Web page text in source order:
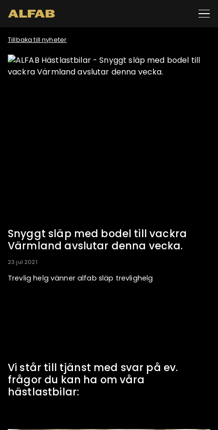
Tillbaka till nyheter
Snyggt släp med bodel till vackra
Värmland avslutar denna vecka.
23 jul 2021
Trevlig helg vänner alfab släp trevlighelg
Vi står till tjänst med svar på ev.
frågor du kan ha om våra
hästlastbilar: